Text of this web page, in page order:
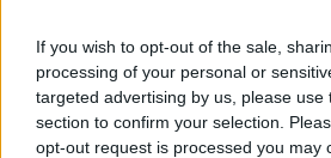
If you wish to opt-out of the sale,
processing of your personal or
targeted advertising by us, please use
section to confirm your selection.
opt-out request is processed you may